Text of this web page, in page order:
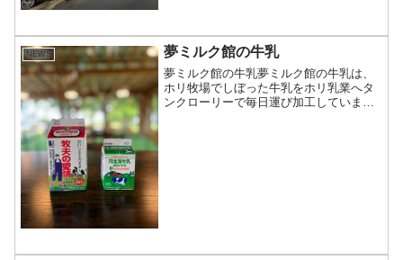
NEWS 夢ミルク館の牛乳
夢ミルク館の牛乳夢ミルク館の牛乳は、
ホリ牧場でしぼった牛乳をホリ乳業へタ
ンクローリーで毎日運び加工していま